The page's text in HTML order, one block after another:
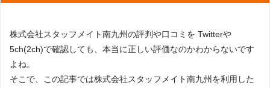
株式会社スタッフメイト南九州の評判や口コミを Twitterや
5ch(2ch)で確認しても、本当に正しい評価なのかわからないです
よね。
そこで、この記事では株式会社スタッフメイト南九州を利用した